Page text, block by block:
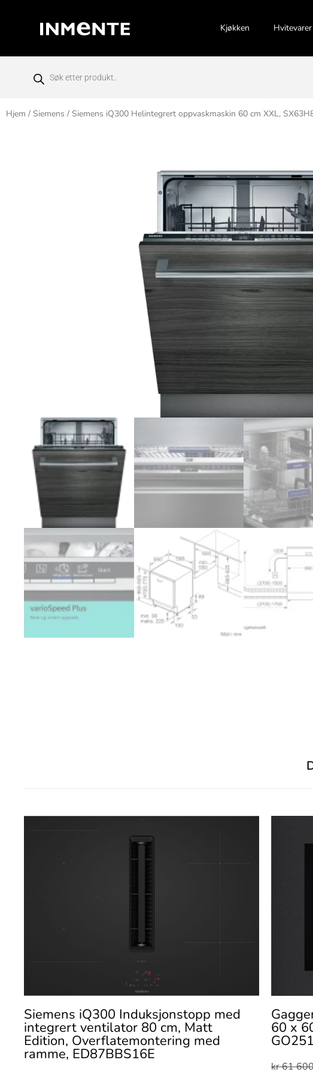
Kjøkken Hvitevarer
Hjem / Siemens / Siemens iQ300 Helintegrert oppvaskmaskin 60 cm XXL,
Siemens iQ300 Induksjonstopp med
integrert ventilator 80 cm, Matt
Edition, Overflatemontering med
ramme, ED87BBS16E
60 x
kr61